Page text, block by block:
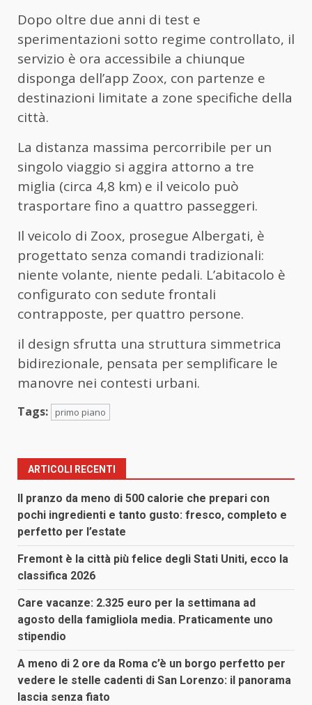
Dopo oltre due anni di test e
sperimentazioni sotto regime controllato, il
servizio è ora accessibile a chiunque
disponga dell’app Zoox, con partenze e
destinazioni limitate a zone specifiche della
città.
La distanza massima percorribile per un
singolo viaggio si aggira attorno a tre
miglia (circa 4,8 km) e il veicolo può
trasportare fino a quattro passeggeri.
Il veicolo di Zoox, prosegue Albergati, è
progettato senza comandi tradizionali:
niente volante, niente pedali. L’abitacolo è
configurato con sedute frontali
contrapposte, per quattro persone.
il design sfrutta una struttura simmetrica
bidirezionale, pensata per semplificare le
manovre nei contesti urbani.
Tags: primo piano
ARTICOLI RECENTI
Il pranzo da meno di 500 calorie che prepari con
pochi ingredienti e tanto gusto: fresco, completo e
perfetto per l’estate
Fremont è la città più felice degli Stati Uniti, ecco la
classifica 2026
Care vacanze: 2.325 euro per la settimana ad
agosto della famigliola media. Praticamente uno
stipendio
A meno di 2 ore da Roma c’è un borgo perfetto per
vedere le stelle cadenti di San Lorenzo: il panorama
lascia senza fiato